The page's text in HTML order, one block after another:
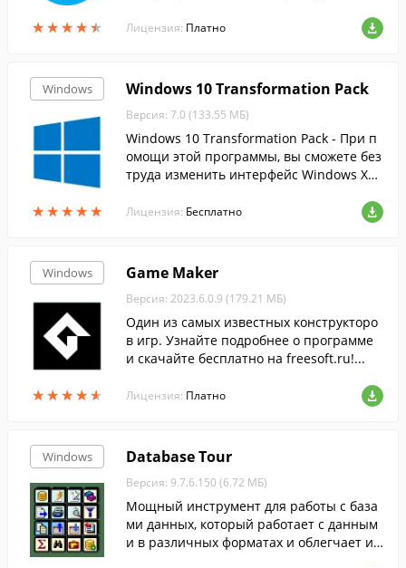
★★★★★
★★★★★ Лицензия: Платно
Windows
★★★★★
★★★★★
Windows 10 Transformation Pack
Версия: 7.0 (133.55 МБ)
Windows 10 Transformation Pack - При п
омощи этой программы, вы сможете без
труда изменить интерфейс Windows XP,
нтерфейс десятки.
Лицензия: Бесплатно
Windows
★★★★★
★★★★★
Game Maker
Версия: 2023.6.0.9 (179.21 МБ)
Один из самых известных конструкторо
в игр. Узнайте подробнее о программе
и скачайте бесплатно на freesoft.ru!...
Лицензия: Платно
Windows Database Tour
Версия: 9.7.6.150 (6.72 МБ)
Мощный инструмент для работы с база
ми данных, который работает с данным
и в различных форматах и облегчает ил